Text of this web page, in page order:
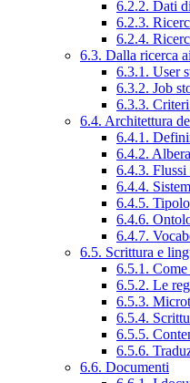
6.2.2. Dati
6.2.3.
6.2.4.
6.3. Dalla ricerca
6.3.1. User
6.3.2. Job
6.3.3.
6.4. Architettura
6.4.1.
6.4.2.
6.4.3.
6.4.4.
6.4.5.
6.4.6.
6.4.7.
6.5. Scrittura e
6.5.1.
6.5.2. Le
6.5.3.
6.5.4.
6.5.5.
6.5.6.
6.6. Documenti